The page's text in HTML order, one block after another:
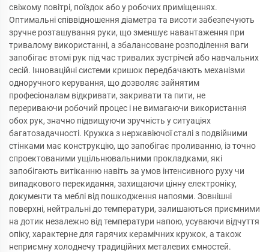
свіжому повітрі, поїздок або у робочих приміщеннях.
Оптимальні співвідношення діаметра та висоти забезпечують
зручне розташування руки, що зменшує навантаження при
тривалому використанні, а збалансоване розподілення ваги
запобігає втомі рук під час тривалих зустрічей або навчальних
сесій. Інноваційні системи кришок передбачають механізми
одноручного керування, що дозволяє зайнятим
професіоналам відкривати, закривати та пити, не
перериваючи робочий процес і не вимагаючи використання
обох рук, значно підвищуючи зручність у ситуаціях
багатозадачності. Кружка з нержавіючої сталі з подвійними
стінками має конструкцію, що запобігає проливанню, із точно
спроектованими ущільнювальними прокладками, які
запобігають витіканню навіть за умов інтенсивного руху чи
випадкового перекидання, захищаючи цінну електроніку,
документи та меблі від пошкодження напоями. Зовнішні
поверхні, нейтральні до температури, залишаються приємними
на дотик незалежно від температури напою, усуваючи відчуття
опіку, характерне для гарячих керамічних кружок, а також
неприємну холоднечу традиційних металевих ємностей.